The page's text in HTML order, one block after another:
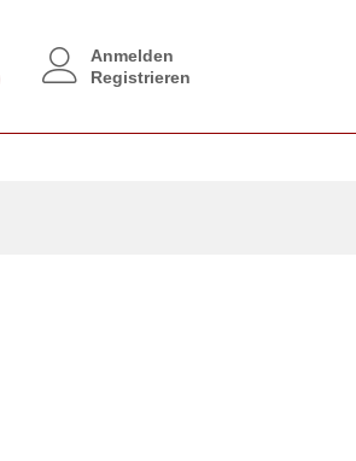
Anmelden
Registrieren